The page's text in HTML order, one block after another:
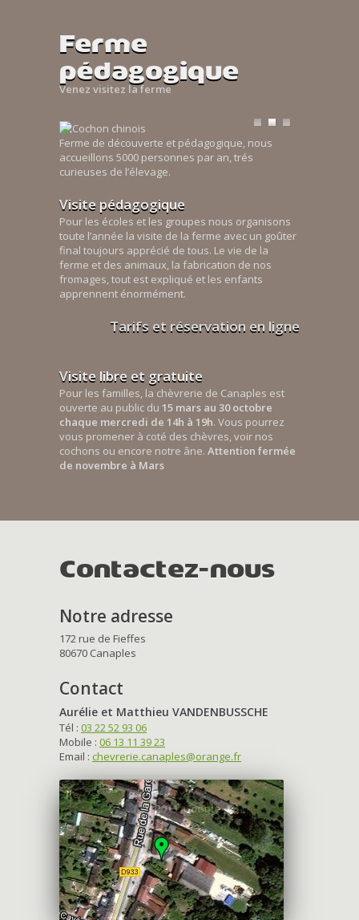
Ferme
pédagogique
Venez visitez la ferme
Ferme de découverte et pédagogique, nous
accueillons 5000 personnes par an, trés
curieuses de l’élevage.
Visite pédagogique
Pour les écoles et les groupes nous organisons
toute l’année la visite de la ferme avec un goûter
final toujours apprécié de tous. Le vie de la
ferme et des animaux, la fabrication de nos
fromages, tout est expliqué et les enfants
apprennent énormément.
Tarifs et réservation en ligne
Visite libre et gratuite
Pour les familles, la chèvrerie de Canaples est
ouverte au public du 15 mars au 30 octobre
chaque mercredi de 14h à 19h. Vous pourrez
vous promener à coté des chèvres, voir nos
cochons ou encore notre âne. Attention fermée
de novembre à Mars
Contactez-nous
Notre adresse
172 rue de Fieffes
80670 Canaples
Contact
Aurélie et Matthieu VANDENBUSSCHE
Tél : 03 22 52 93 06
Mobile : 06 13 11 39 23
Email : chevrerie.canaples@orange.fr